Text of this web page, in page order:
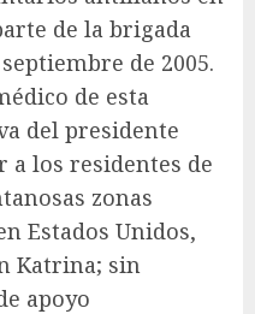
de la brigada
de 2005.
de esta
del presidente
a los residentes de
zonas
Estados Unidos,
Katrina; sin
apoyo